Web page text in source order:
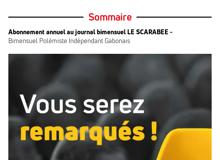
Sommaire
Abonnement annuel au journal bimensuel LE SCARABEE -
Bimensuel Polémiste Indépendant Gabonais